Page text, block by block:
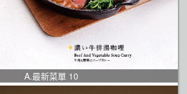
A.最新菜單 10